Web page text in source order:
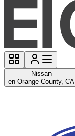
Nissan
en Orange County, CA